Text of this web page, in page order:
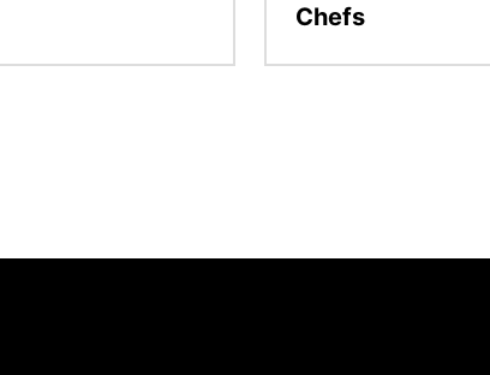
Chefs